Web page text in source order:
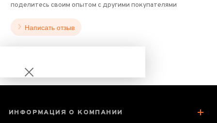
поделитесь своим опытом с другими покупателями
Написать отзыв
ИНФОРМАЦИЯ О КОМПАНИИ